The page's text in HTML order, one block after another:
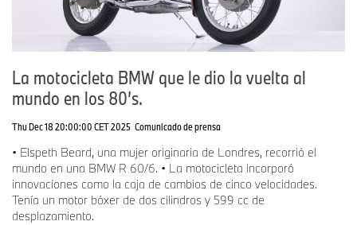
La motocicleta BMW que le dio la vuelta al
mundo en los 80’s.
Thu Dec 18 20:00:00 CET 2025 Comunicado de prensa
• Elspeth Beard, una mujer originaria de Londres, recorrió el
mundo en una BMW R 60/6. • La motocicleta incorporó
innovaciones como la caja de cambios de cinco velocidades.
Tenía un motor bóxer de dos cilindros y 599 cc de
desplazamiento.